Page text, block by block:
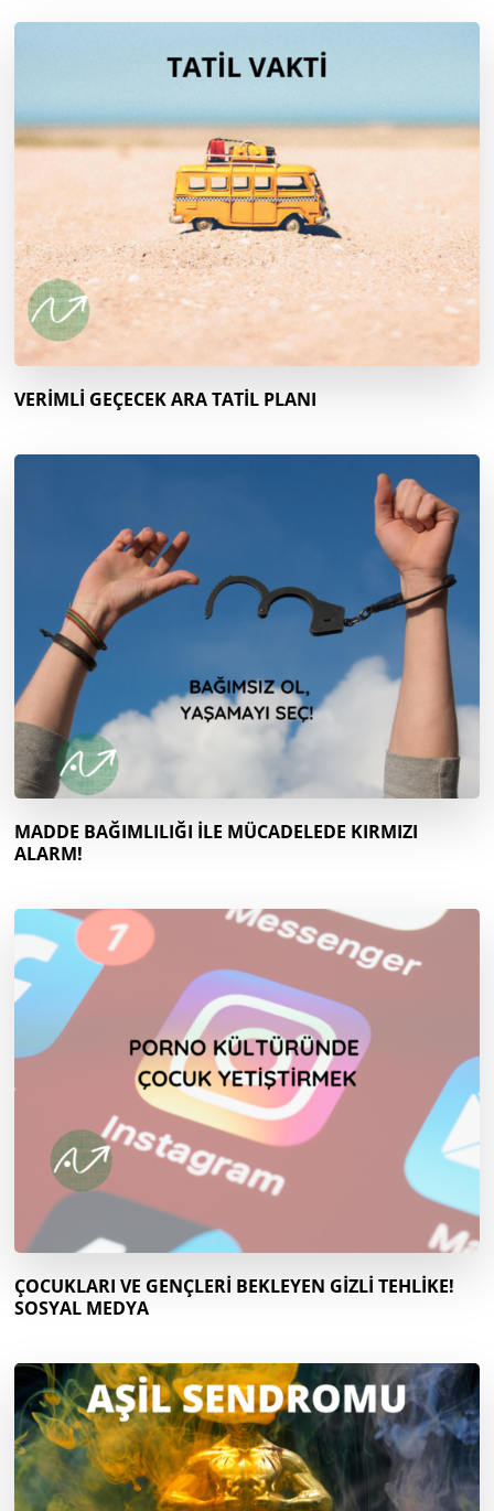
VERİMLİ GEÇECEK ARA TATİL PLANI
MADDE BAĞIMLILIĞI İLE MÜCADELEDE KIRMIZI
ALARM!
ÇOCUKLARI VE GENÇLERİ BEKLEYEN GİZLİ TEHLİKE!
SOSYAL MEDYA